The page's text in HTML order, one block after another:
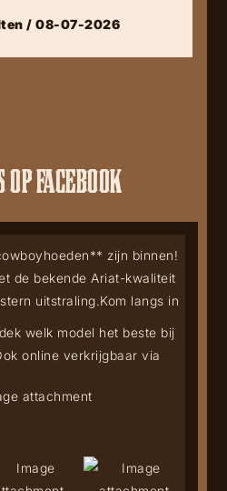
/ 08-07-2026
OP FACEBOOK
zijn binnen!
de bekende Ariat-kwaliteit
uitstraling.Kom langs in
welk model het beste bij
online verkrijgbaar via